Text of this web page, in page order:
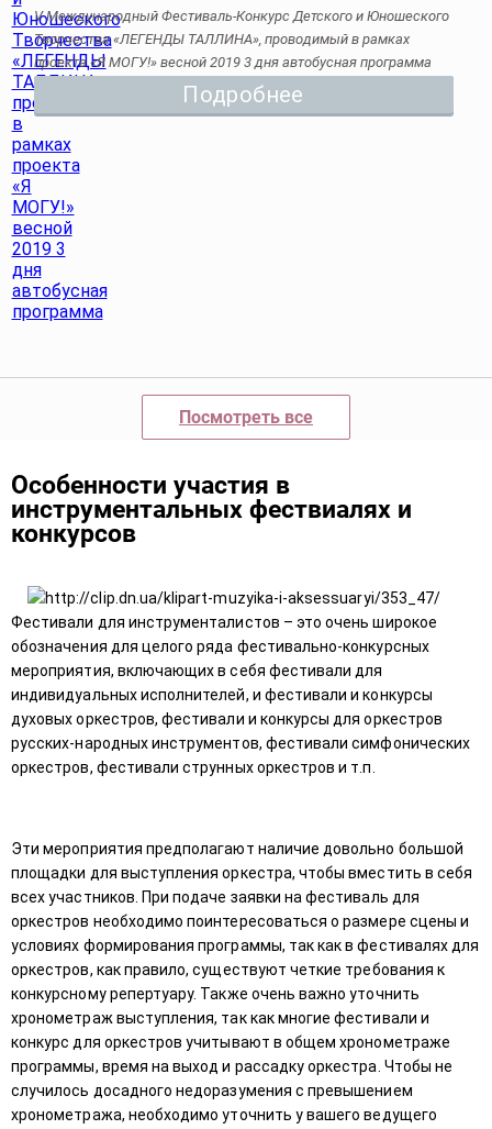
V Международный Фестиваль-Конкурс Детского и Юношеского
Творчества «ЛЕГЕНДЫ ТАЛЛИНА», проводимый в рамках
проекта «Я МОГУ!» весной 2019 3 дня автобусная программа
Подробнее
Посмотреть все
Особенности участия в
инструментальных фествиалях и
конкурсов
Фестивали для инструменталистов – это очень широкое
обозначения для целого ряда фестивально-конкурсных
мероприятия, включающих в себя фестивали для
индивидуальных исполнителей, и фестивали и конкурсы
духовых оркестров, фестивали и конкурсы для оркестров
русских-народных инструментов, фестивали симфонических
оркестров, фестивали струнных оркестров и т.п.
Эти мероприятия предполагают наличие довольно большой
площадки для выступления оркестра, чтобы вместить в себя
всех участников. При подаче заявки на фестиваль для
оркестров необходимо поинтересоваться о размере сцены и
условиях формирования программы, так как в фестивалях для
оркестров, как правило, существуют четкие требования к
конкурсному репертуару. Также очень важно уточнить
хронометраж выступления, так как многие фестивали и
конкурс для оркестров учитывают в общем хронометраже
программы, время на выход и рассадку оркестра. Чтобы не
случилось досадного недоразумения с превышением
хронометража, необходимо уточнить у вашего ведущего